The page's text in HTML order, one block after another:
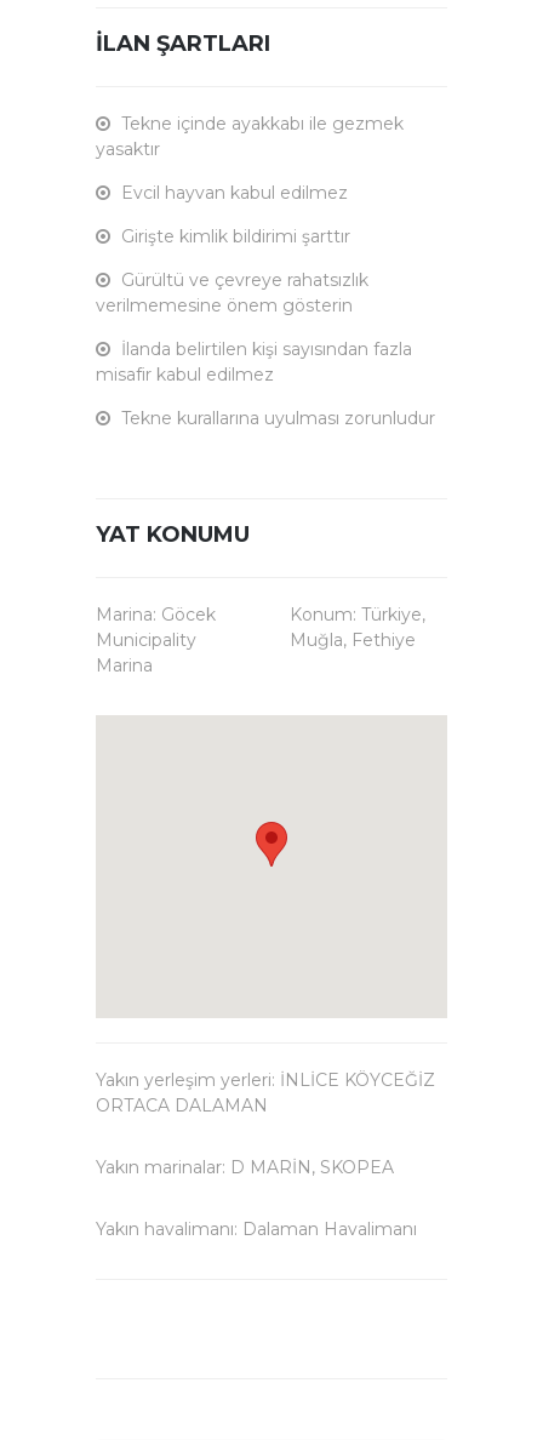
İLAN ŞARTLARI
Tekne içinde ayakkabı ile gezmek
yasaktır
Evcil hayvan kabul edilmez
Girişte kimlik bildirimi şarttır
Gürültü ve çevreye rahatsızlık
verilmemesine önem gösterin
İlanda belirtilen kişi sayısından fazla
misafir kabul edilmez
Tekne kurallarına uyulması zorunludur
YAT KONUMU
Marina: Göcek
Municipality
Marina
Konum: Türkiye,
Muğla, Fethiye
Yakın yerleşim yerleri: İNLİCE KÖYCEĞİZ
ORTACA DALAMAN
Yakın marinalar: D MARİN, SKOPEA
Yakın havalimanı: Dalaman Havalimanı